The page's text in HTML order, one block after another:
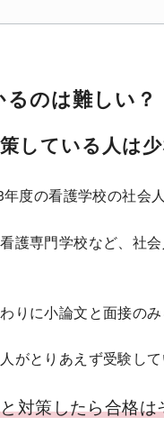
のは難しい？
している人は
度の看護学校の社会
護専門学校など、社
りに小論文と面接の
がとりあえず受験して
対策したら合格